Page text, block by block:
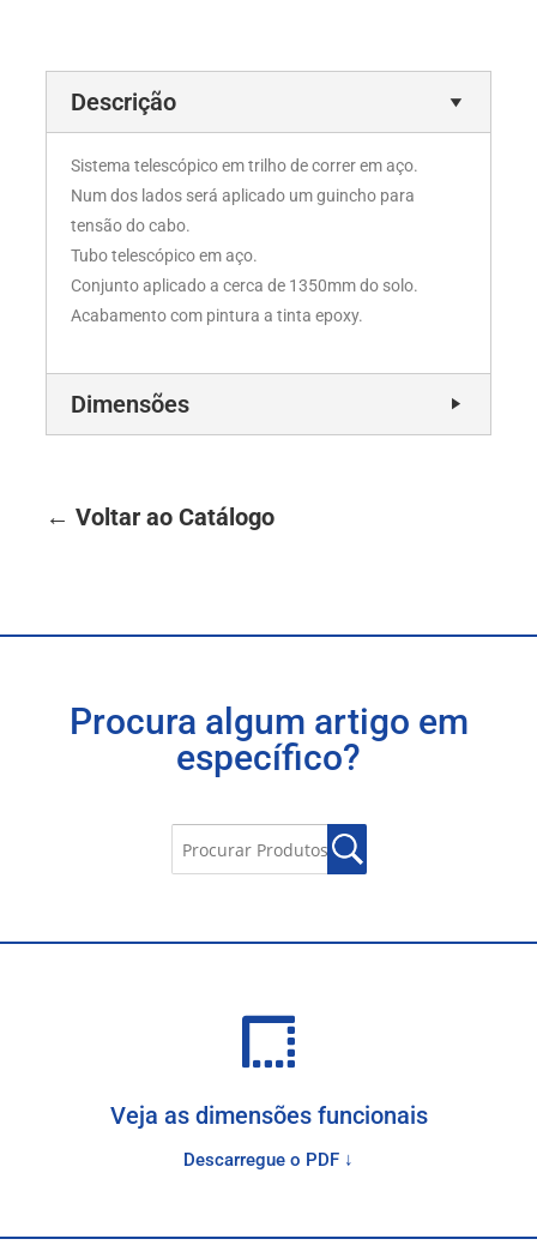
Descrição
Sistema telescópico em trilho de correr em aço.
Num dos lados será aplicado um guincho para
tensão do cabo.
Tubo telescópico em aço.
Conjunto aplicado a cerca de 1350mm do solo.
Acabamento com pintura a tinta epoxy.
Dimensões
← Voltar ao Catálogo
Procura algum artigo em
específico?
Veja as dimensões funcionais
Descarregue o PDF ↓